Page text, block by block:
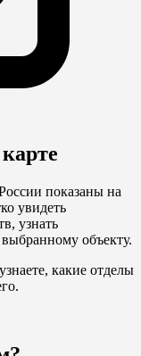
показаны на
увидеть
узнать
объекту.
какие отделы